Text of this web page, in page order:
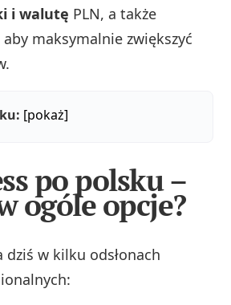
i walutę PLN, a także
maksymalnie zwiększyć
[pokaż]
po polsku –
ogóle opcje?
dziś w kilku odsłonach